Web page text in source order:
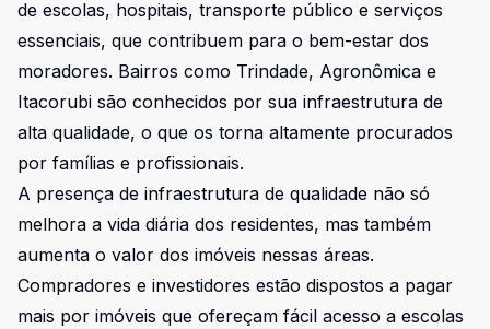
de escolas, hospitais, transporte público e serviços
essenciais, que contribuem para o bem-estar dos
moradores. Bairros como Trindade, Agronômica e
Itacorubi são conhecidos por sua infraestrutura de
alta qualidade, o que os torna altamente procurados
por famílias e profissionais.
A presença de infraestrutura de qualidade não só
melhora a vida diária dos residentes, mas também
aumenta o valor dos imóveis nessas áreas.
Compradores e investidores estão dispostos a pagar
mais por imóveis que ofereçam fácil acesso a escolas